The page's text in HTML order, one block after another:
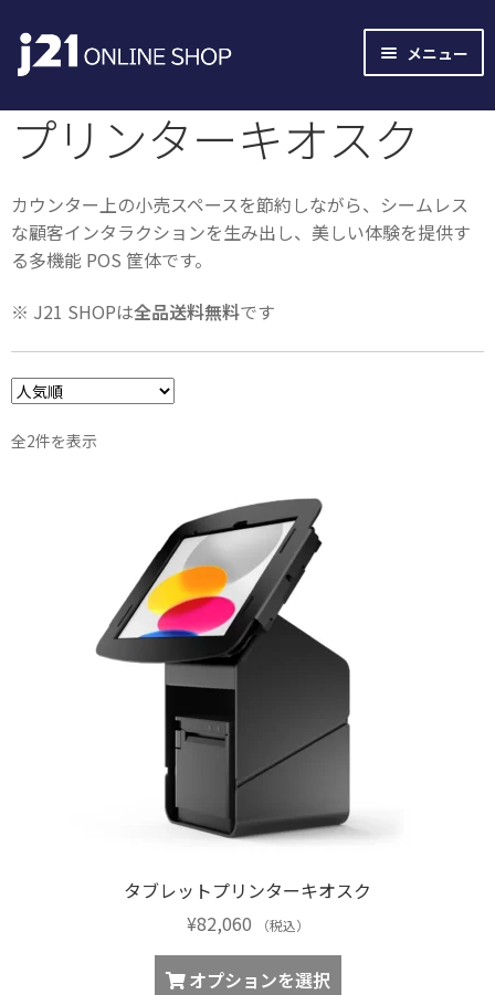
ナ
ビ
ー
シ
ン
へ
ス
ッ
プ
コ
ン
ン
ツ
ス
キ
ッ
メニュー
プリンターキオスク
カウンター上の小売スペースを節約しながら、シームレス
な顧客インタラクションを生み出し、美しい体験を提供す
る多機能 POS 筐体です。
※ J21 SHOPは全品送料無料です
全2件を表示
タブレットプリンターキオスク
¥82,060 （税込）
オプションを選択